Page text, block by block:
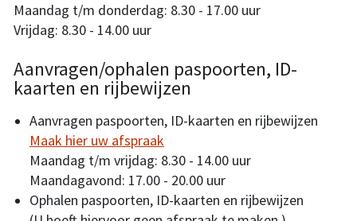
Maandag t/m donderdag: 8.30 - 17.00 uur
Vrijdag: 8.30 - 14.00 uur
Aanvragen/ophalen paspoorten, ID-
kaarten en rijbewijzen
Aanvragen paspoorten, ID-kaarten en rijbewijzen
Maak hier uw afspraak
Maandag t/m vrijdag: 8.30 - 14.00 uur
Maandagavond: 17.00 - 20.00 uur
Ophalen paspoorten, ID-kaarten en rijbewijzen